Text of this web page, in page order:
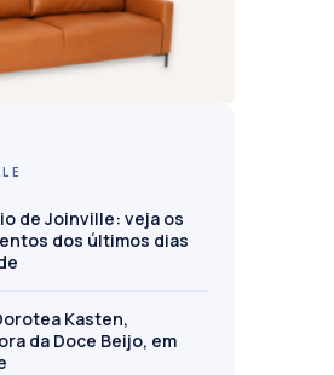
de Joinville: veja os
dos últimos dias
Kasten,
da Doce Beijo, em